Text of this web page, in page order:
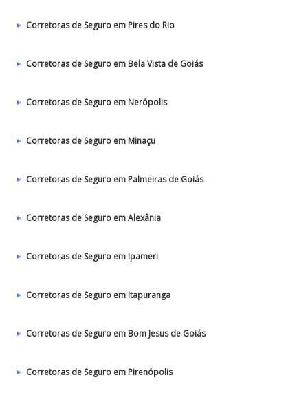
Corretoras de Seguro em Pires do Rio
Corretoras de Seguro em Bela Vista de Goiás
Corretoras de Seguro em Nerópolis
Corretoras de Seguro em Minaçu
Corretoras de Seguro em Palmeiras de Goiás
Corretoras de Seguro em Alexânia
Corretoras de Seguro em Ipameri
Corretoras de Seguro em Itapuranga
Corretoras de Seguro em Bom Jesus de Goiás
Corretoras de Seguro em Pirenópolis